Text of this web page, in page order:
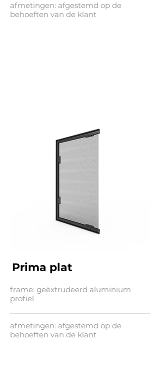
afmetingen: afgestemd op de
behoeften van de klant
Prima plat
frame: geëxtrudeerd aluminium
profiel
afmetingen: afgestemd op de
behoeften van de klant